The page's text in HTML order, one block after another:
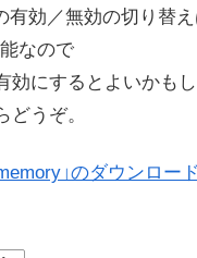
有効／無効の切り替
なので
効にするとよいかも
うぞ。
」のダウンロー